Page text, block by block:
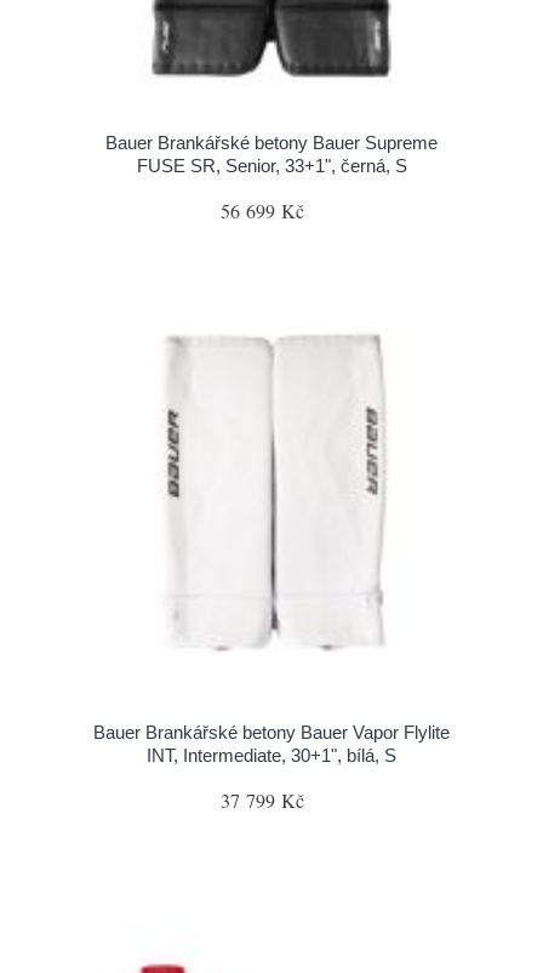
Bauer Brankářské betony Bauer Supreme
FUSE SR, Senior, 33+1", černá, S
56 699 Kč
Bauer Brankářské betony Bauer Vapor Flylite
INT, Intermediate, 30+1", bílá, S
37 799 Kč